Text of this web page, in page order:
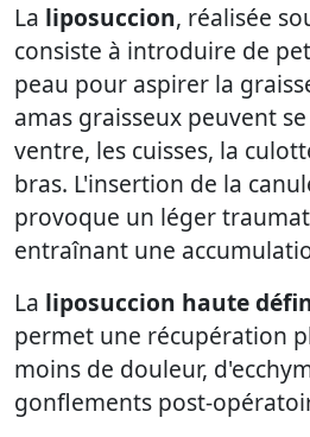
La liposuccion, réalisée
consiste à introduire de
peau pour aspirer la
amas graisseux peuvent
ventre, les cuisses, la
bras. L'insertion de la
provoque un léger
entraînant une
La liposuccion haute
permet une récupération
moins de douleur,
gonflements post-